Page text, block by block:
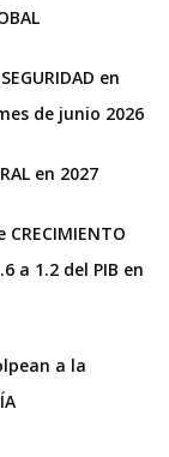
en
de junio 2026
en 2027
a 1.2 del PIB en
a la